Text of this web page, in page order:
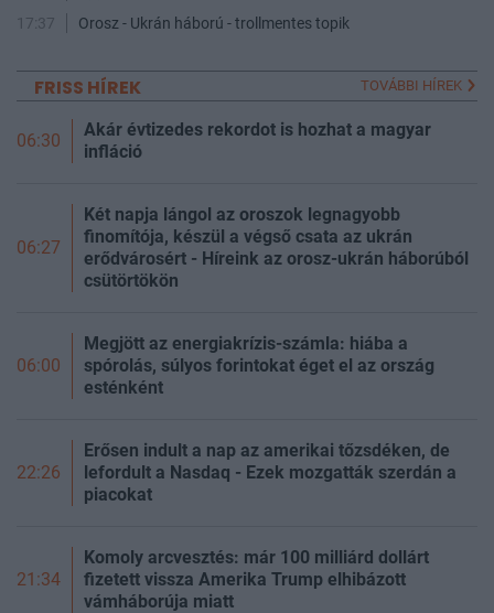
17:37
Orosz - Ukrán háború - trollmentes topik
FRISS HÍREK TOVÁBBI HÍREK
06:30
Akár évtizedes rekordot is hozhat a magyar
infláció
06:27
Két napja lángol az oroszok legnagyobb
finomítója, készül a végső csata az ukrán
erődvárosért - Híreink az orosz-ukrán háborúból
csütörtökön
06:00
Megjött az energiakrízis-számla: hiába a
spórolás, súlyos forintokat éget el az ország
esténként
22:26
Erősen indult a nap az amerikai tőzsdéken, de
lefordult a Nasdaq - Ezek mozgatták szerdán a
piacokat
21:34
Komoly arcvesztés: már 100 milliárd dollárt
fizetett vissza Amerika Trump elhibázott
vámháborúja miatt